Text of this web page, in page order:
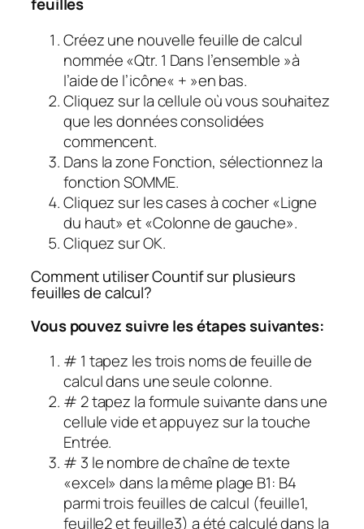
Créez une nouvelle feuille de calcul
nommée «Qtr. 1 Dans l’ensemble »à
l’aide de l’icône« + »en bas.
Cliquez sur la cellule où vous souhaitez
que les données consolidées
commencent.
Dans la zone Fonction, sélectionnez la
fonction SOMME.
Cliquez sur les cases à cocher «Ligne
du haut» et «Colonne de gauche».
Cliquez sur OK.
Comment utiliser Countif sur plusieurs
feuilles de calcul?
Vous pouvez suivre les étapes suivantes:
# 1 tapez les trois noms de feuille de
calcul dans une seule colonne.
# 2 tapez la formule suivante dans une
cellule vide et appuyez sur la touche
Entrée.
# 3 le nombre de chaîne de texte
«excel» dans la même plage B1: B4
parmi trois feuilles de calcul (feuille1,
feuille2 et feuille3) a été calculé dans la